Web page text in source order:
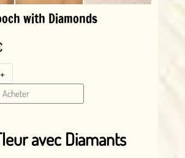
with Diamonds
+
Acheter
avec Diamants